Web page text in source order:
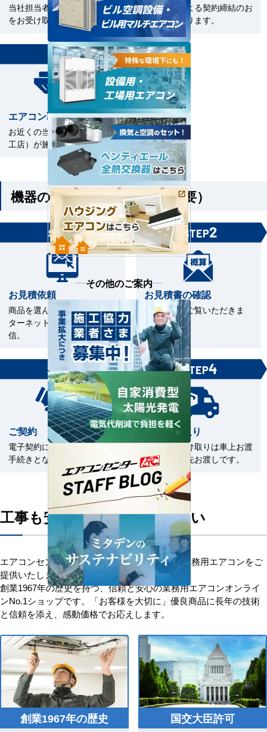
当社担当者から正式お見積書
をお受け取下さい。
電子契約による契約締結のお
手続きとなります。
STEP7
エアコン取付工事
お近くの当社指定工事店（直
工店）が施工いたします。
機器のみご購入の方（工事不要）
STEP1
お見積依頼
商品を選んで見積依頼をイン
ターネットまたはFAXで送
信。
STEP2
お見積書の確認
お見積書をご覧いただきま
す。
STEP3
ご契約
電子契約による契約締結のお
手続きとなります。
STEP4
商品の受取り
商品のお受け取りは車上お渡
しまたは軒先お渡しです。
工事も安心してお任せください
エアコンセンターACはお客様に安心を添えて業務用エアコンをご
提供いたします。
創業1967年の歴史を持つ、信頼と安心の業務用エアコンオンライ
ンNo.1ショップです。「お客様を大切に」優良商品に長年の技術
と信頼を添え、感動価格でお応えします。
創業1967年の歴史 国交大臣許可
その他のご案内